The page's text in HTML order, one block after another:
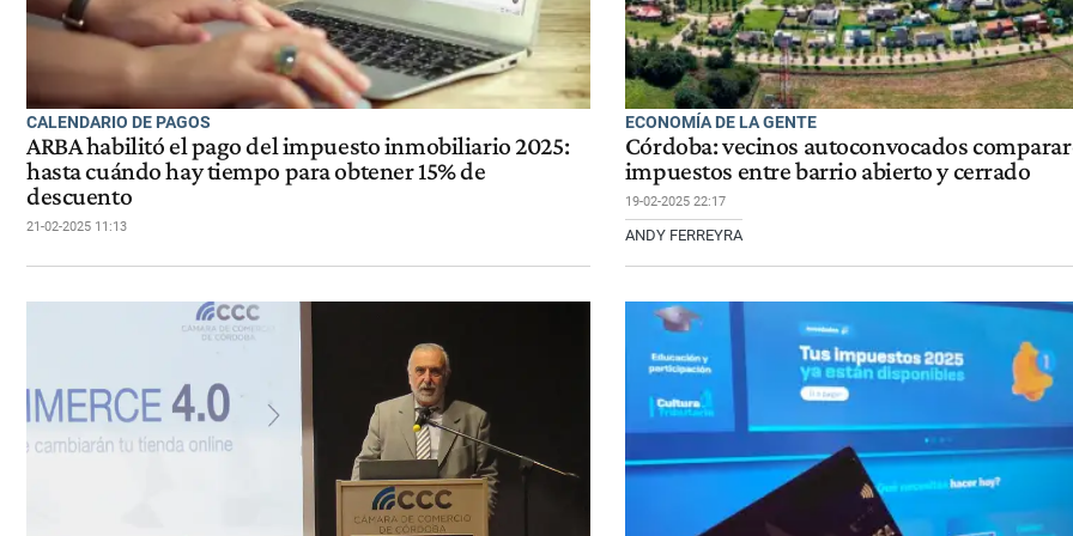
CALENDARIO DE PAGOS
ARBA habilitó el pago del impuesto inmobiliario 2025:
hasta cuándo hay tiempo para obtener 15% de
descuento
21-02-2025 11:13
ECONOMÍA DE LA GENTE
Córdoba: vecinos autoconvocados
impuestos entre barrio abierto y cerrado
19-02-2025 22:17
ANDY FERREYRA